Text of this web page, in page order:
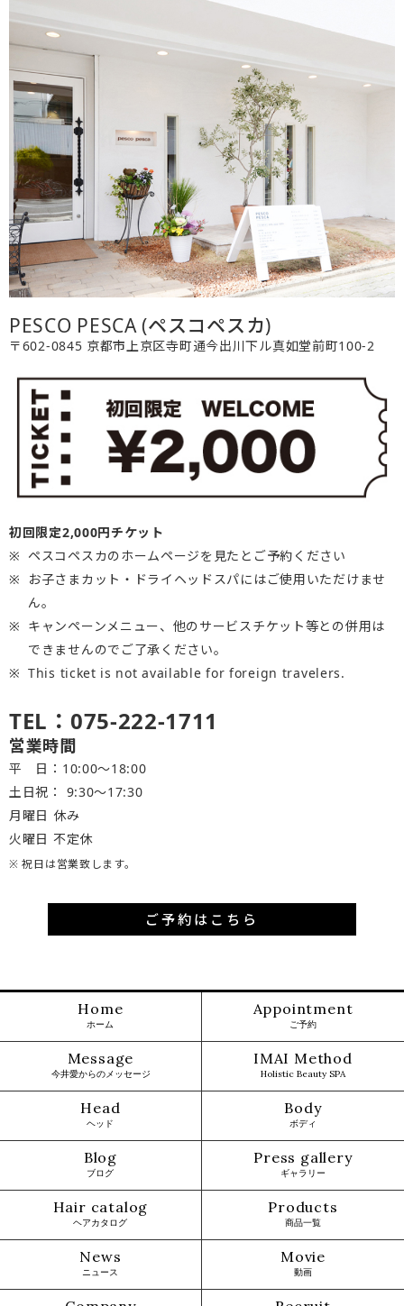
PESCO PESCA (ペスコペスカ)
〒602-0845 京都市上京区寺町通今出川下ル真如堂前町100-2
初回限定2,000円チケット
ペスコペスカのホームページを見たとご予約ください
お子さまカット・ドライヘッドスパにはご使用いただけませ
ん。
キャンペーンメニュー、他のサービスチケット等との併用は
できませんのでご了承ください。
This ticket is not available for foreign travelers.
TEL：075-222-1711
営業時間
平 日：10:00～18:00
土日祝： 9:30〜17:30
月曜日 休み
火曜日 不定休
※ 祝日は営業致します。
ご予約はこちら
Home
ホーム
Appointment
ご予約
Message
今井愛からのメッセージ
IMAI Method
Holistic Beauty SPA
Head
ヘッド
Body
ボディ
Blog
ブログ
Press gallery
ギャラリー
Hair catalog
ヘアカタログ
Products
商品一覧
News
ニュース
Movie
動画